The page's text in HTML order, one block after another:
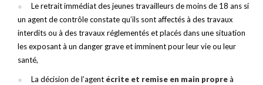
Le retrait immédiat des jeunes travailleurs de moins de 18 ans si
un agent de contrôle constate qu’ils sont affectés à des travaux
interdits ou à des travaux réglementés et placés dans une situation
les exposant à un danger grave et imminent pour leur vie ou leur
santé,
La décision de l’agent écrite et remise en main propreà